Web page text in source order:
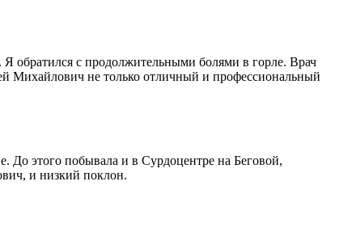
обратился с продолжительными болями в горле. Врач
Михайлович не только отличный и профессиональный
До этого побывала и в Сурдоцентре на Беговой,
и низкий поклон.